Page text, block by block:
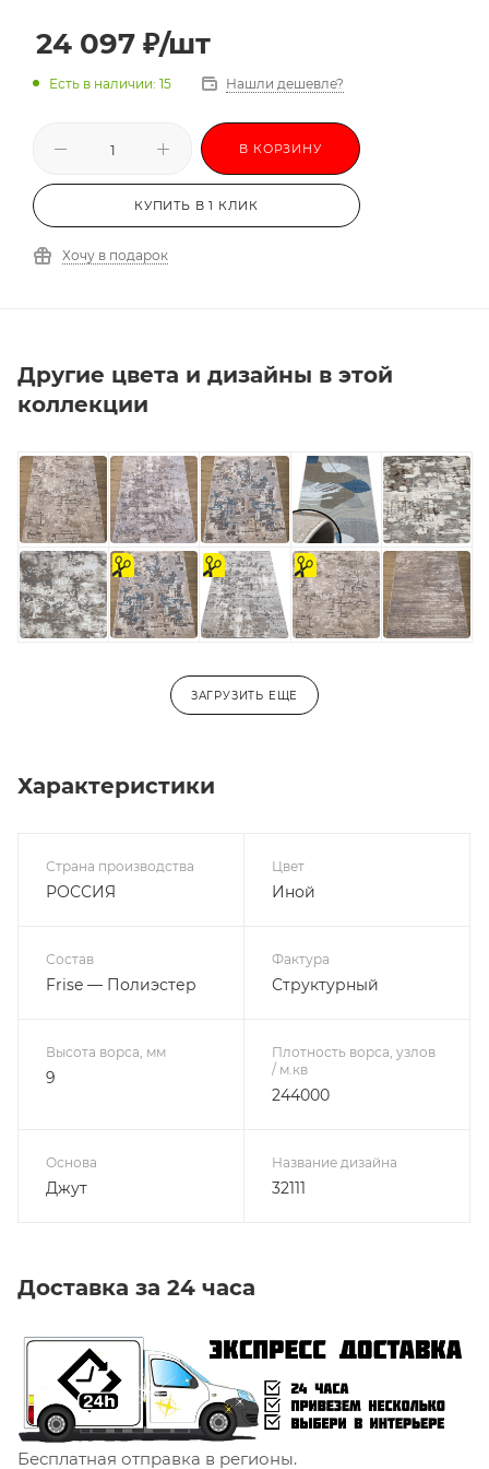
3,0х5,5 3,0х6,0
24 097 ₽/шт
Есть в наличии: 15 Нашли дешевле?
В КОРЗИНУ
КУПИТЬ В 1 КЛИК
Хочу в подарок
Другие цвета и дизайны в этой
коллекции
на
отрез
На
отрез
на
отрез
ЗАГРУЗИТЬ ЕЩЕ
Характеристики
Страна производства
РОССИЯ
Цвет
Иной
Состав
Frise — Полиэстер
Фактура
Структурный
Высота ворса, мм
9
Плотность ворса, узлов
/ м.кв
244000
Основа
Джут
Название дизайна
32111
Доставка за 24 часа
Бесплатная отправка в регионы.